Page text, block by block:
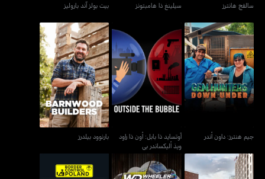
سالفج هانترز سيلينغ ذا هامبتونز بيت بولز آند باروليز
جيم هنترز: داون أندر
جيم هنترز: داون أندر
آوتسايد ذا بابل: أون ذا راود
ويذ أليكساندر بي
آوتسايد ذا بابل: أون ذا راود
ويذ أليكساندر بي
بارنوود بيلدرز
بارنوود بيلدرز